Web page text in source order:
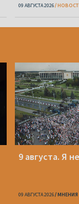
09 АВГУСТА 2026
9 августа. Я
09 АВГУСТА 2026 МНЕНИЯ